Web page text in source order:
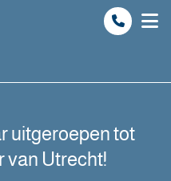
uitgeroepen tot
van Utrecht!